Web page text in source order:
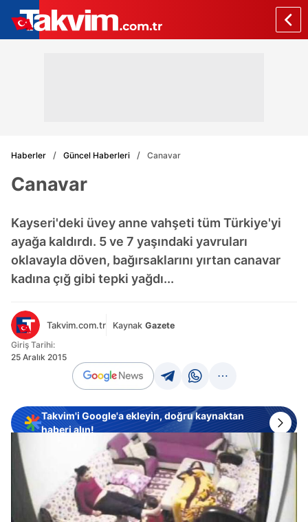
Haberler Güncel Haberleri Canavar
Canavar
Kayseri'deki üvey anne vahşeti tüm Türkiye'yi
ayağa kaldırdı. 5 ve 7 yaşındaki yavruları
oklavayla döven, bağırsaklarını yırtan canavar
kadına çığ gibi tepki yağdı...
Takvim.com.tr Kaynak Gazete
Giriş Tarihi:
25 Aralık 2015
Takvim'i Google'a ekleyin, doğru kaynaktan
haberi alın!